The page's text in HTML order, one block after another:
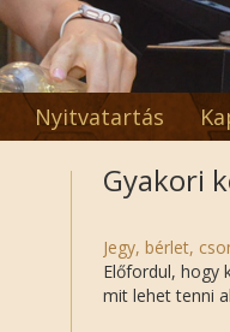
Nyitvatartás
Gyakori
Jegy, bérlet,
Előfordul, hogy
mit lehet tenni